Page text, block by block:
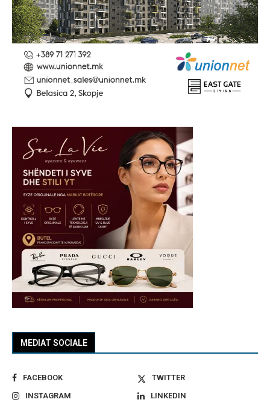
MEDIAT SOCIALE
FACEBOOK
TWITTER
INSTAGRAM
LINKEDIN